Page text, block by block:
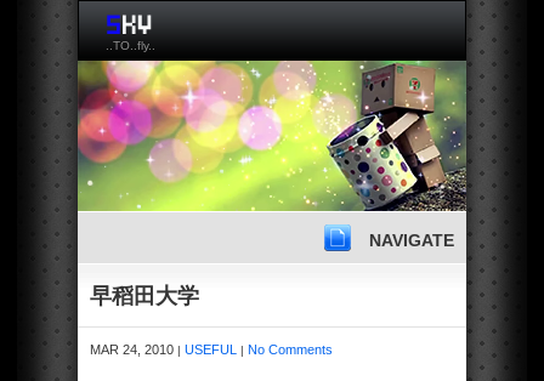
..TO..fly..
NAVIGATE
早稻田大学
MAR 24, 2010 | USEFUL | No Comments